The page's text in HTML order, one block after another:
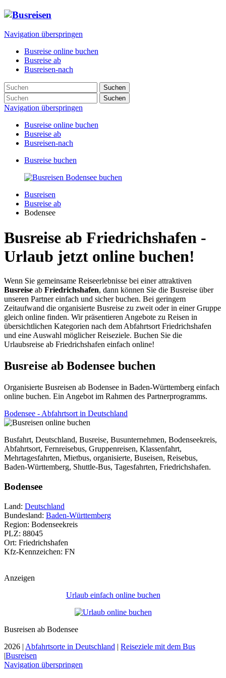
Navigation überspringen
Busreise online buchen
Busreise ab
Busreisen-nach
Suchen
Suchen
Navigation überspringen
Busreise online buchen
Busreise ab
Busreisen-nach
Busreise buchen
Busreisen
Busreise ab
Bodensee
Busreise ab Friedrichshafen -
Urlaub jetzt online buchen!
Wenn Sie gemeinsame Reiseerlebnisse bei einer attraktiven
Busreise ab Friedrichshafen, dann können Sie die Busreise über
unseren Partner einfach und sicher buchen. Bei geringem
Zeitaufwand die organisierte Busreise zu zweit oder in einer Gruppe
gleich online finden. Wir präsentieren Angebote zu Reisen in
übersichtlichen Kategorien nach dem Abfahrtsort Friedrichshafen
und eine Auswahl möglicher Reiseziele. Buchen Sie die
Urlaubsreise ab Friedrichshafen einfach online!
Busreise ab Bodensee buchen
Organisierte Busreisen ab Bodensee in Baden-Württemberg einfach
online buchen. Ein Angebot im Rahmen des Partnerprogramms.
Bodensee - Abfahrtsort in Deutschland
Busfahrt, Deutschland, Busreise, Busunternehmen, Bodenseekreis,
Abfahrtsort, Fernreisebus, Gruppenreisen, Klassenfahrt,
Mehrtagesfahrten, Mietbus, organisierte, Buseisen, Reisebus,
Baden-Württemberg, Shuttle-Bus, Tagesfahrten, Friedrichshafen.
Bodensee
Land: Deutschland
Bundesland: Baden-Württemberg
Region: Bodenseekreis
PLZ: 88045
Ort: Friedrichshafen
Kfz-Kennzeichen: FN
Anzeigen
Urlaub einfach online buchen
Busreisen ab Bodensee
2026 | Abfahrtsorte in Deutschland | Reiseziele mit dem Bus
|Busreisen
Navigation überspringen